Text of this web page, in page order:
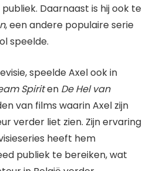
Daarnaast is hij ook te
, een andere populaire serie
speelde.
speelde Axel ook in
Spiriten De Hel van
van films waarin Axel zijn
verder liet zien. Zijn ervaring
heeft hem
publiek te bereiken, wat